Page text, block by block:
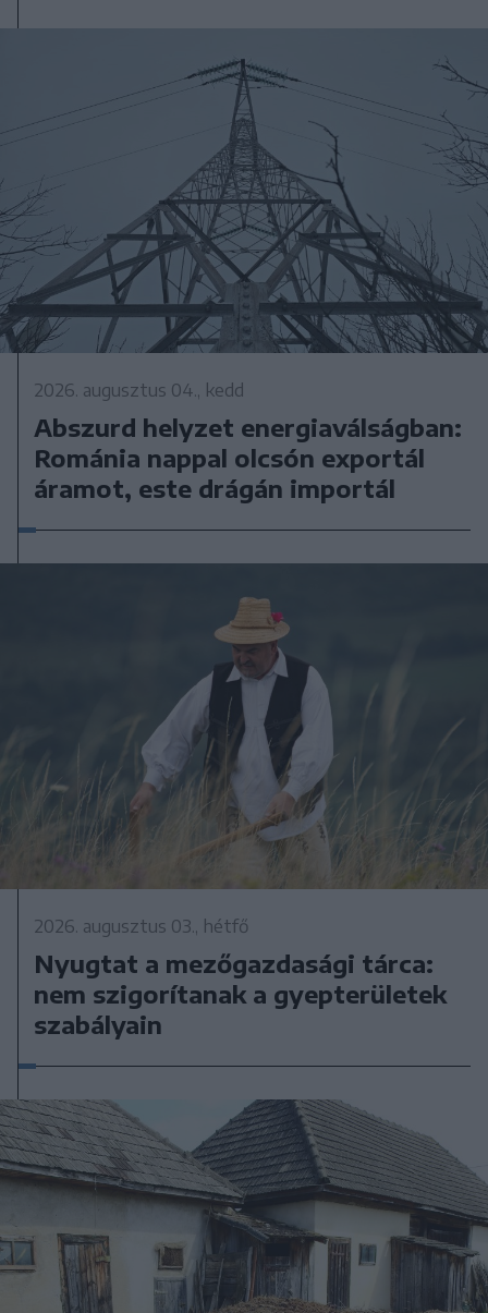
2026. augusztus 04., kedd
Abszurd helyzet energiaválságban:
Románia nappal olcsón exportál
áramot, este drágán importál
2026. augusztus 03., hétfő
Nyugtat a mezőgazdasági tárca:
nem szigorítanak a gyepterületek
szabályain